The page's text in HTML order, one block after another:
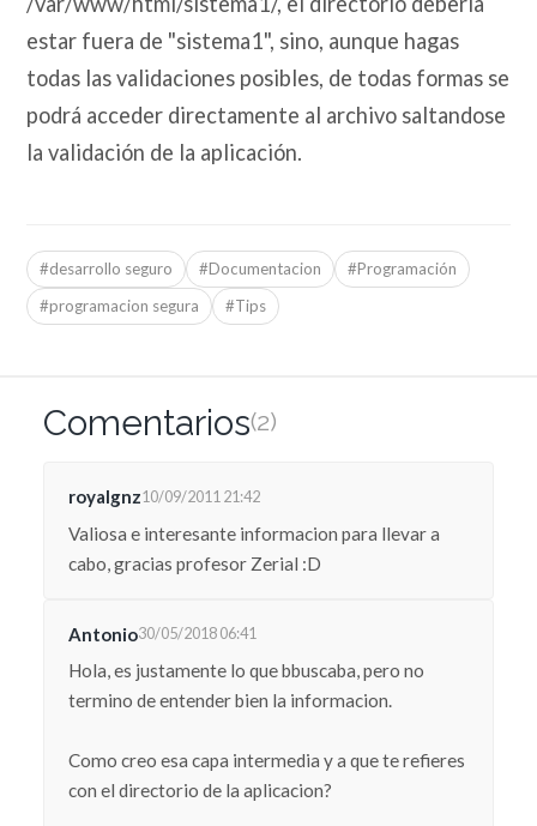
estar fuera de "sistema1", sino, aunque hagas
todas las validaciones posibles, de todas formas se
podrá acceder directamente al archivo saltandose
la validación de la aplicación.
#desarrollo seguro #Documentacion
#Programación
#programacion segura
#Tips
Comentarios(2)
royalgnz10/09/2011 21:42
Valiosa e interesante informacion para llevar a
cabo, gracias profesor Zerial :D
Antonio30/05/2018 06:41
Hola, es justamente lo que bbuscaba, pero no
termino de entender bien la informacion.
Como creo esa capa intermedia y a que te refieres
con el directorio de la aplicacion?